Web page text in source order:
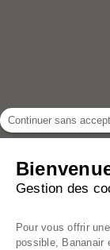
Coussin
120x80 Cm
Continuer sans
Gestion des
Pour vous offrir
possible, Bananair